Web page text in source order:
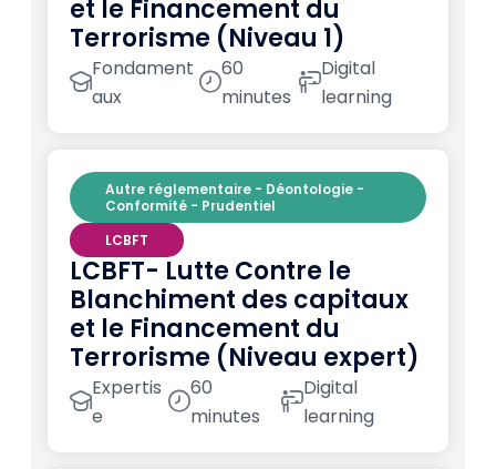
et le Financement du
Terrorisme (Niveau 1)
Fondament
aux
60
minutes
Digital
learning
Autre réglementaire - Déontologie -
Conformité - Prudentiel
LCBFT
LCBFT- Lutte Contre le
Blanchiment des capitaux
et le Financement du
Terrorisme (Niveau expert)
Expertis
e
60
minutes
Digital
learning